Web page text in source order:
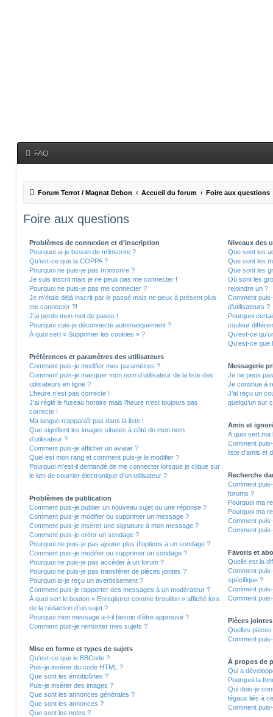
FAQ
Forum Terrot / Magnat Debon Accueil du forum Foire aux questions
Foire aux questions
Problèmes de connexion et d’inscription
Pourquoi ai-je besoin de m’inscrire ?
Qu’est-ce que la COPPA ?
Pourquoi ne puis-je pas m’inscrire ?
Je suis inscrit mais je ne peux pas me connecter !
Pourquoi ne puis-je pas me connecter ?
Je m’étais déjà inscrit par le passé mais ne peux à présent plus
me connecter ?!
J’ai perdu mon mot de passe !
Pourquoi suis-je déconnecté automatiquement ?
À quoi sert « Supprimer les cookies » ?
Préférences et paramètres des utilisateurs
Comment puis-je modifier mes paramètres ?
Comment puis-je masquer mon nom d’utilisateur de la liste des
utilisateurs en ligne ?
L’heure n’est pas correcte !
J’ai réglé le fuseau horaire mais l’heure n’est toujours pas
correcte !
Ma langue n’apparaît pas dans la liste !
Que signifient les images situées à côté de mon nom
d’utilisateur ?
Comment puis-je afficher un avatar ?
Quel est mon rang et comment puis-je le modifier ?
Pourquoi m’est-il demandé de me connecter lorsque je clique sur
le lien de courrier électronique d’un utilisateur ?
Problèmes de publication
Comment puis-je publier un nouveau sujet ou une réponse ?
Comment puis-je modifier ou supprimer un message ?
Comment puis-je insérer une signature à mon message ?
Comment puis-je créer un sondage ?
Pourquoi ne puis-je pas ajouter plus d’options à un sondage ?
Comment puis-je modifier ou supprimer un sondage ?
Pourquoi ne puis-je pas accéder à un forum ?
Pourquoi ne puis-je pas transférer de pièces jointes ?
Pourquoi ai-je reçu un avertissement ?
Comment puis-je rapporter des messages à un modérateur ?
À quoi sert le bouton « Enregistrer comme brouillon » affiché lors
de la rédaction d’un sujet ?
Pourquoi mon message a-t-il besoin d’être approuvé ?
Comment puis-je remonter mes sujets ?
Mise en forme et types de sujets
Qu’est-ce que le BBCode ?
Puis-je insérer du code HTML ?
Que sont les émoticônes ?
Puis-je insérer des images ?
Que sont les annonces générales ?
Que sont les annonces ?
Que sont les notes ?
Niveaux des
Que sont les
Que sont les
Que sont les
Où sont les
rejoindre un ?
Comment
d’utilisateurs ?
Pourquoi
couleur
Qu’est-ce
Qu’est-ce que
Messagerie
Je ne peux
Je continue à
J’ai reçu un
quelqu’un sur
Amis et
À quoi sert ma
Comment
liste d’amis et
Recherche
Comment
forums ?
Pourquoi ma
Pourquoi ma
Comment
Comment
Favoris et
Quelle est la
Comment
spécifique ?
Comment
Comment
Pièces jointes
Quelles
Comment
À propos de
Qui a
Pourquoi la
Qui dois-je
légaux liés à
Comment